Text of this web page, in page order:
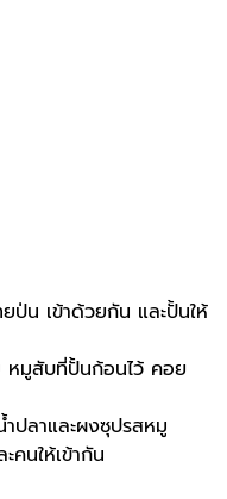
ป่น เข้าด้วยกัน และปั้นให้
หมูสับที่ปั้นก้อนไว้ คอย
ำปลาและผงซุปรสหมู
คนให้เข้ากัน